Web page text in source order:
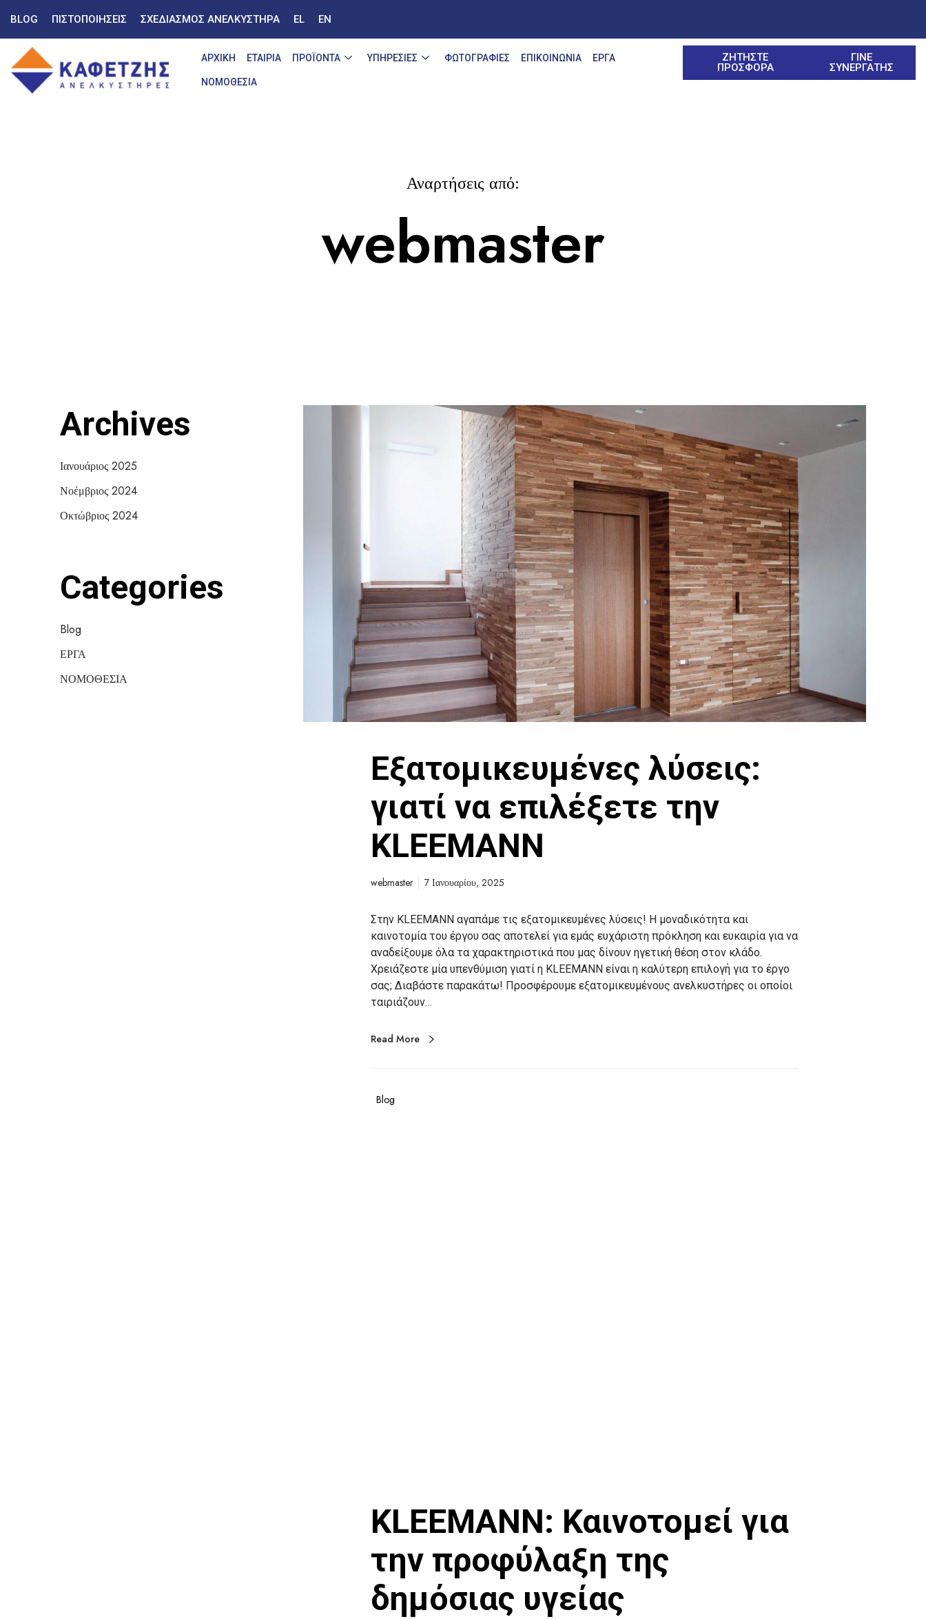
BLOG ΠΙΣΤΟΠΟΙΗΣΕΙΣ ΣΧΕΔΙΑΣΜΟΣ ΑΝΕΛΚΥΣΤΗΡΑ EL EN
ΑΡΧΙΚΗ ΕΤΑΙΡΙΑ ΠΡΟΪΟΝΤΑ ΥΠΗΡΕΣΙΕΣ ΦΩΤΟΓΡΑΦΙΕΣ ΕΠΙΚOΙΝΩΝΙΑ ΕΡΓΑ
ΝΟΜΟΘΕΣΙΑ
ΖΗΤΗΣΤΕ
ΠΡΟΣΦΟΡΑ
ΓΙΝΕ
ΣΥΝΕΡΓΑΤΗΣ
Αναρτήσεις από:
webmaster
Εξατομικευμένες λύσεις:
γιατί να επιλέξετε την
KLEEMANN
webmaster 7 Ιανουαρίου, 2025
Στην KLEEMANN αγαπάμε τις εξατομικευμένες λύσεις! Η μοναδικότητα και
καινοτομία του έργου σας αποτελεί για εμάς ευχάριστη πρόκληση και ευκαιρία για να
αναδείξουμε όλα τα χαρακτηριστικά που μας δίνουν ηγετική θέση στον κλάδο.
Χρειάζεστε μία υπενθύμιση γιατί η KLEEMANN είναι η καλύτερη επιλογή για το έργο
σας; Διαβάστε παρακάτω! Προσφέρουμε εξατομικευμένους ανελκυστήρες οι οποίοι
ταιριάζουν…
Read More
Blog
KLEEMANN: Καινοτομεί για
την προφύλαξη της
δημόσιας υγείας
Archives
Ιανουάριος 2025
Νοέμβριος 2024
Οκτώβριος 2024
Categories
Blog
ΕΡΓΑ
ΝΟΜΟΘΕΣΙΑ